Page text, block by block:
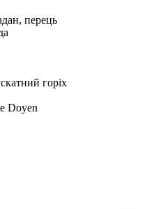
перець
горіх
Doyen